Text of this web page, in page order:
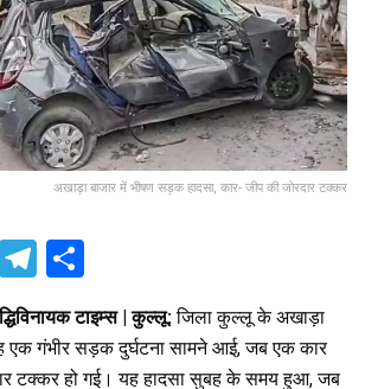
अखाड़ा बाजार में भीषण सड़क हादसा, कार- जीप की जोरदार टक्कर
W T
e
gr
ar
e
टाइम्स | कुल्लू:जिला कुल्लू के अखाड़ा
एक गंभीर सड़क दुर्घटना सामने आई, जब एक कार
टक्कर हो गई। यह हादसा सुबह के समय हुआ, जब